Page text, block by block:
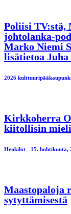
Poliisi TV:stä,
johtolanka-
Marko Niemi
lisätietoa Juha
2026
Kirkkoherra
kiitollisin
Henkilöt 15. huhtikuuta,
Maastopaloja
sytyttämisestä